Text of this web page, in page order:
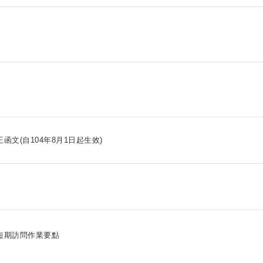
函文(自104年8月1日起生效)
期訪問作業要點